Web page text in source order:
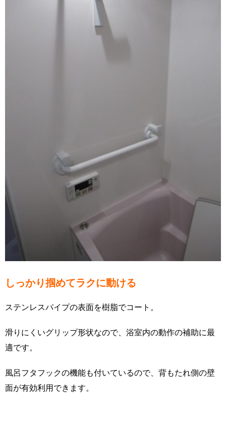
しっかり掴めてラクに動ける
ステンレスパイプの表面を樹脂でコート。
滑りにくいグリップ形状なので、浴室内の動作の補助に最
適です。
風呂フタフックの機能も付いているので、背もたれ側の壁
面が有効利用できます。